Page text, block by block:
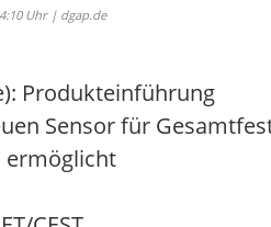
Uhr | dgap.de
Produkteinführung
Sensor für
ermöglicht